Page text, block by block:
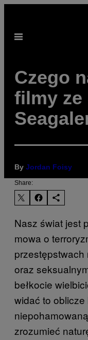
content
Open
Czego
filmy ze
By Jordan Foisy
Share:
Nasz świat jest
mowa o
przestępstwach
oraz
bełkocie
widać to
zrozumieć